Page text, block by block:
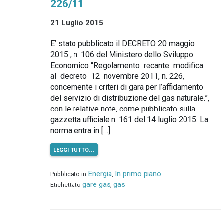
226/11
21 Luglio 2015
E’ stato pubblicato il DECRETO 20 maggio
2015 , n. 106 del Ministero dello Sviluppo
Economico “Regolamento recante modifica
al decreto 12 novembre 2011, n. 226,
concernente i criteri di gara per l’affidamento
del servizio di distribuzione del gas naturale.”,
con le relative note, come pubblicato sulla
gazzetta ufficiale n. 161 del 14 luglio 2015. La
norma entra in […]
leggi tutto…
Pubblicato in Energia In primo piano
Etichettato gare gas, gas